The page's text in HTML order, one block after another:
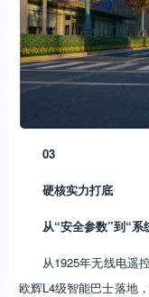
03
硬核实力打底
从“安全参数”到“
从1925年无线电遥
欧辉L4级智能巴士落地